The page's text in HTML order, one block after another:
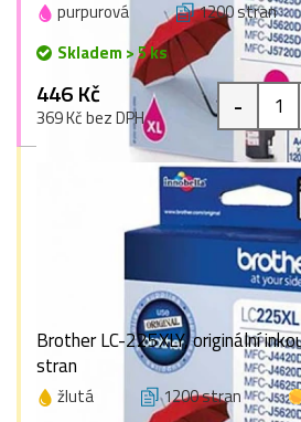
purpurová 1200 stran
Skladem > 5 ks
446 Kč
369 Kč bez DPH -
Brother LC-225XLY, originální
stran
žlutá 1200 stran